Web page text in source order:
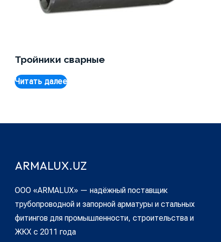
Тройники сварные
Читать далее
ARMALUX.UZ
ООО «ARMALUX» — надёжный поставщик
трубопроводной и запорной арматуры и стальных
фитингов для промышленности, строительства и
ЖКХ с 2011 года